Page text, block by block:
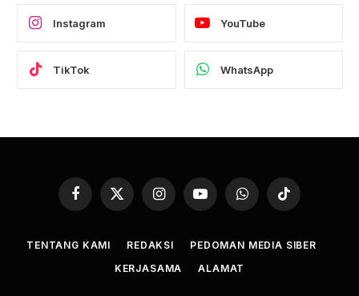
Instagram YouTube
TikTok WhatsApp
Facebook
X
InstagramYouTubeWhatsAppTikTok
TENTANG KAMI REDAKSI
PEDOMAN MEDIA SIBER
KERJASAMA
ALAMAT